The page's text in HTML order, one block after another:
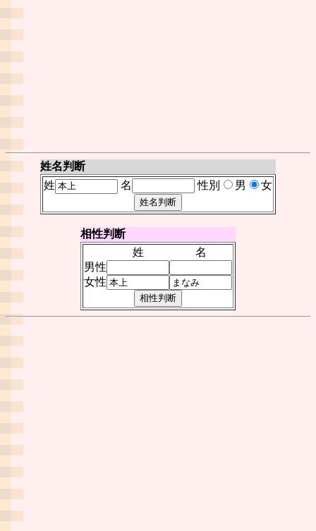
姓名判断
姓
名 性別 男 女
相性判断
姓
名
男性
女性